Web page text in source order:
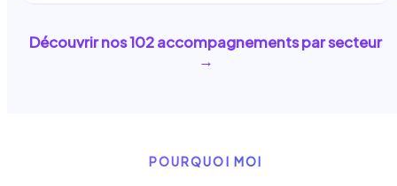
Découvrir nos102accompagnements par secteur
→
POURQUOI MOI